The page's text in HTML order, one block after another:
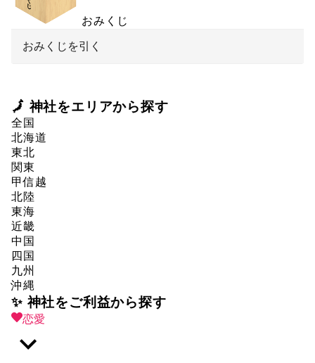
おみくじ
おみくじを引く
🗾 神社をエリアから探す
全国
北海道
東北
関東
甲信越
北陸
東海
近畿
中国
四国
九州
沖縄
✨ 神社をご利益から探す
恋愛